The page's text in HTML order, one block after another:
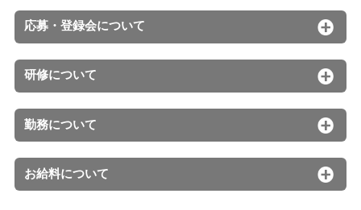
応募・登録会について
研修について
勤務について
お給料について